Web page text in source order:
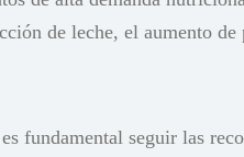
de leche, el aumento
fundamental seguir las